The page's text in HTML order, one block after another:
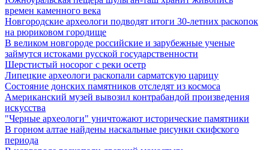
времен каменного века
Новгородские археологи подводят итоги 30-летних раскопок
на рюриковом городище
В великом новгороде российские и зарубежные ученые
займутся истоками русской государственности
Шерстистый носорог с реки осетр
Липецкие археологи раскопали сарматскую царицу
Состояние донских памятников отследят из космоса
Американский музей вывозил контрабандой произведения
искусства
"Черные археологи" уничтожают исторические памятники
В горном алтае найдены наскальные рисунки скифского
периода